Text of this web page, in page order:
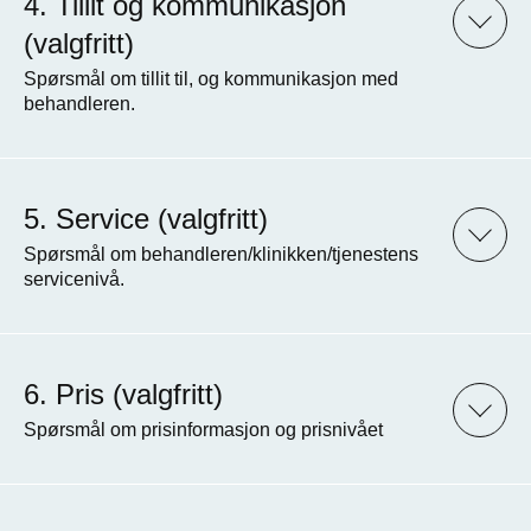
(valgfritt)
Spørsmål om tillit til, og kommunikasjon med
behandleren.
Service (valgfritt)
Spørsmål om behandleren/klinikken/tjenestens
servicenivå.
Pris (valgfritt)
Spørsmål om prisinformasjon og prisnivået